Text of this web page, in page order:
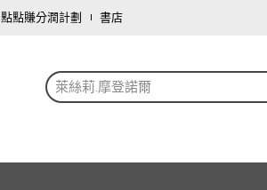
點點賺分潤計劃 書店
萊絲莉.摩登諾爾